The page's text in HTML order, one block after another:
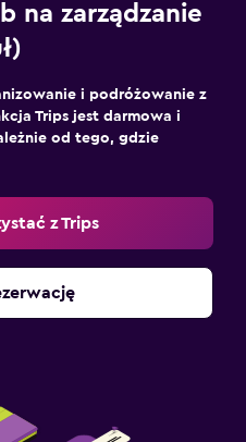
na zarządzanie
i podróżowanie z
Trips jest darmowa i
od tego, gdzie
z Trips